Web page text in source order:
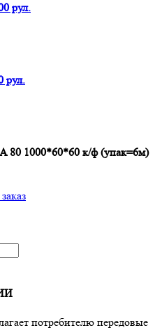
рул.
рул.
80 1000*60*60 к/ф (упак=6м)
потребителю передовые